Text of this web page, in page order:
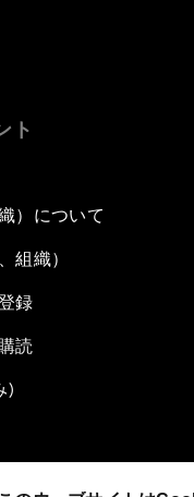
ト
）について
組織）
録
読
)
への取り組み